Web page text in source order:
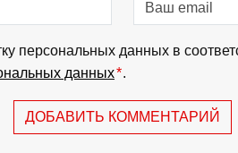
персональных данных в
данных*.
ДОБАВИТЬ КОММЕНТАРИЙ